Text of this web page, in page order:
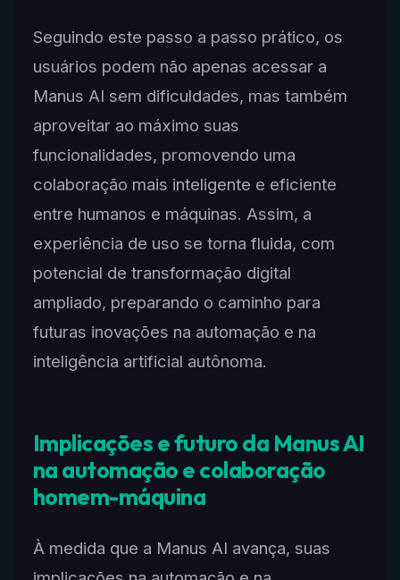
Seguindo este passo a passo prático, os
usuários podem não apenas acessar a
Manus AI sem dificuldades, mas também
aproveitar ao máximo suas
funcionalidades, promovendo uma
colaboração mais inteligente e eficiente
entre humanos e máquinas. Assim, a
experiência de uso se torna fluida, com
potencial de transformação digital
ampliado, preparando o caminho para
futuras inovações na automação e na
inteligência artificial autônoma.
Implicações e futuro da Manus AI
na automação e colaboração
homem-máquina
À medida que a Manus AI avança, suas